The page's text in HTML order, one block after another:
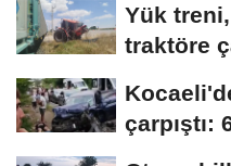
Yük
traktöre
çarpıştı: